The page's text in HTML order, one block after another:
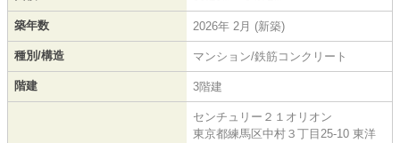
築年数 2026年 2月 (新築)
種別/構造 マンション/鉄筋コンクリート
階建 3階建
センチュリー２１オリオン
東京都練馬区中村３丁目25-10 東洋